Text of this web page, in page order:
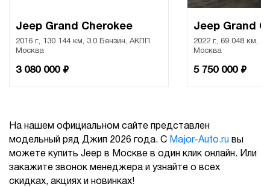
Jeep Grand Cherokee
2016 г., 130 144 км, 3.0 Бензин, АКПП
Москва
3 080 000 ₽
Jeep Grand
2022 г., 69 048 км,
Москва
5 750 000 ₽
На нашем официальном сайте представлен
модельный ряд Джип 2026 года. С Major-Auto.ru вы
можете купить Jeep в Москве в один клик онлайн. Или
закажите звонок менеджера и узнайте о всех
скидках, акциях и новинках!